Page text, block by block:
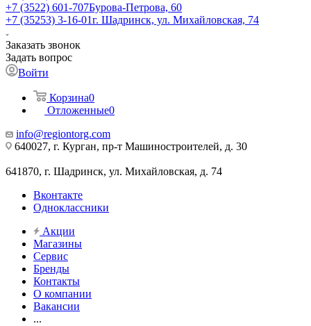
+7 (3522) 601-707Бурова-Петрова, 60
+7 (35253) 3-16-01г. Шадринск, ул. Михайловская, 74
Заказать звонок
Задать вопрос
Войти
Корзина0
Отложенные0
info@regiontorg.com
640027, г. Курган, пр-т Машиностроителей, д. 30
641870, г. Шадринск, ул. Михайловская, д. 74
Вконтакте
Одноклассники
Акции
Магазины
Сервис
Бренды
Контакты
О компании
Вакансии
...